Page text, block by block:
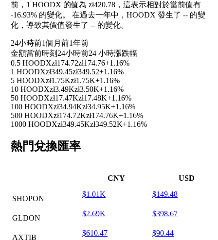
前，1 HOODX 的值為 zł420.78，這表示相對於當前值有
-16.93% 的變化。 在過去一年中，HOODX 發生了 -- 的變
化，導致其價值發生了 -- 的變化。
24小時前1個月前1年前
金額當前時刻 24小時前24 小時漲跌幅
0.5 HOODXzł174.72zł174.76+1.16%
1 HOODXzł349.45zł349.52+1.16%
5 HOODXzł1.75Kzł1.75K+1.16%
10 HOODXzł3.49Kzł3.50K+1.16%
50 HOODXzł17.47Kzł17.48K+1.16%
100 HOODXzł34.94Kzł34.95K+1.16%
500 HOODXzł174.72Kzł174.76K+1.16%
1000 HOODXzł349.45Kzł349.52K+1.16%
熱門兌換匯率
CNY USD
SHOPON
$1.01K $149.48
GLDON
$2.69K $398.67
AXTIB
$610.47 $90.44